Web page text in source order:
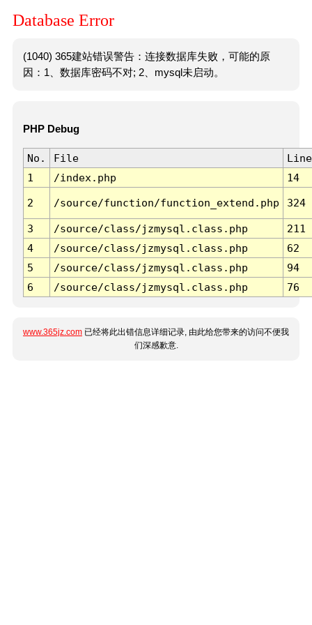
Database Error
(1040) 365建站错误警告：连接数据库失败，可能的原
因：1、数据库密码不对; 2、mysql未启动。
PHP Debug
No. File
Line
1
/index.php 14
2 /source/function/function_extend.php 324
3 /source/class/jzmysql.class.php
211
4
/source/class/jzmysql.class.php
62
5
/source/class/jzmysql.class.php
94
6
/source/class/jzmysql.class.php 76
www.365jz.com 已经将此出错信息详细记录, 由此给您带来的访问不便我
们深感歉意.